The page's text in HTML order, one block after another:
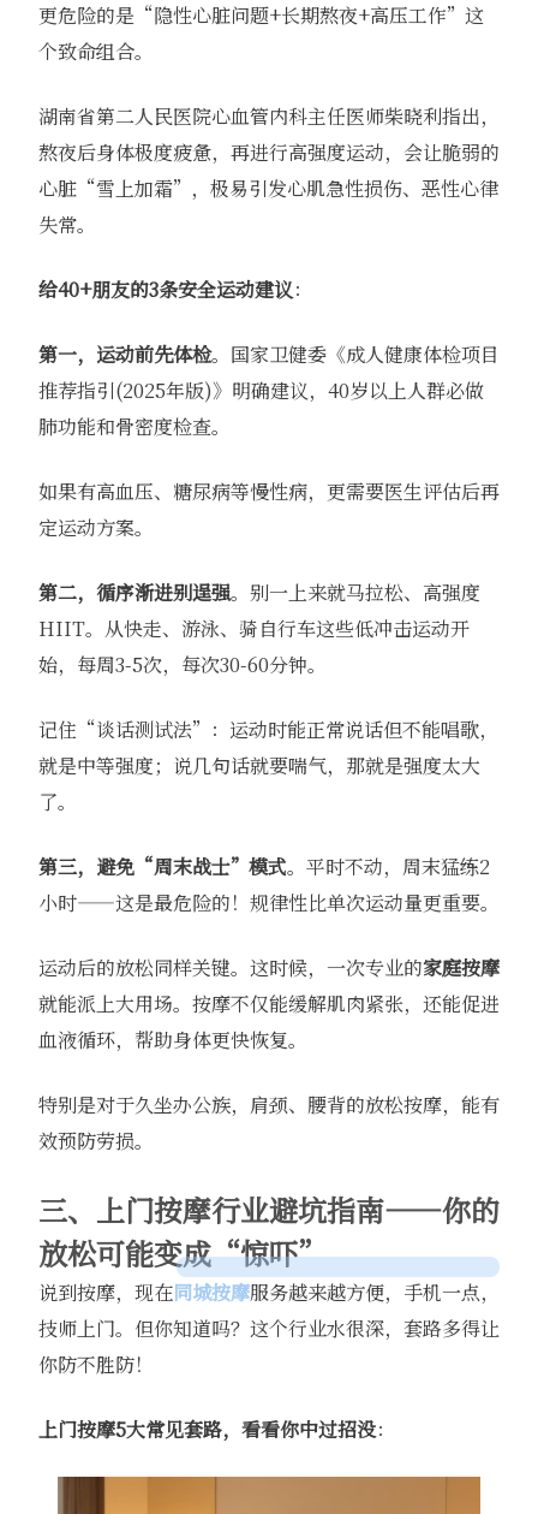
更危险的是“隐性心脏问题+长期熬夜+高压工作”这
个致命组合。
湖南省第二人民医院心血管内科主任医师柴晓利指出，
熬夜后身体极度疲惫，再进行高强度运动，会让脆弱的
心脏“雪上加霜”，极易引发心肌急性损伤、恶性心律
失常。
给40+朋友的3条安全运动建议：
第一，运动前先体检。国家卫健委《成人健康体检项目
推荐指引(2025年版)》明确建议，40岁以上人群必做
肺功能和骨密度检查。
如果有高血压、糖尿病等慢性病，更需要医生评估后再
定运动方案。
第二，循序渐进别逞强。别一上来就马拉松、高强度
HIIT。从快走、游泳、骑自行车这些低冲击运动开
始，每周3-5次，每次30-60分钟。
记住“谈话测试法”：运动时能正常说话但不能唱歌，
就是中等强度；说几句话就要喘气，那就是强度太大
了。
第三，避免“周末战士”模式。平时不动，周末猛练2
小时——这是最危险的！规律性比单次运动量更重要。
运动后的放松同样关键。这时候，一次专业的家庭按摩
就能派上大用场。按摩不仅能缓解肌肉紧张，还能促进
血液循环，帮助身体更快恢复。
特别是对于久坐办公族，肩颈、腰背的放松按摩，能有
效预防劳损。
三、上门按摩行业避坑指南——你的
放松可能变成“惊吓”
说到按摩，现在同城按摩服务越来越方便，手机一点，
技师上门。但你知道吗？这个行业水很深，套路多得让
你防不胜防！
上门按摩5大常见套路，看看你中过招没：